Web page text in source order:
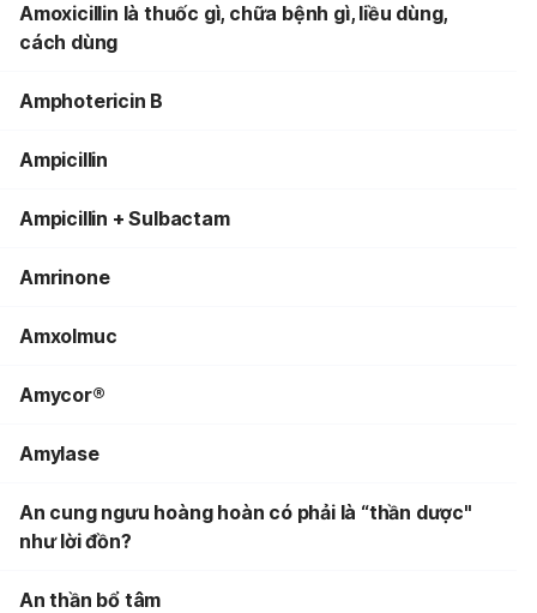
Amoxicillin là thuốc gì, chữa bệnh gì, liều dùng,
cách dùng
Amphotericin B
Ampicillin
Ampicillin + Sulbactam
Amrinone
Amxolmuc
Amycor®
Amylase
An cung ngưu hoàng hoàn có phải là “thần dược"
như lời đồn?
An thần bổ tâm